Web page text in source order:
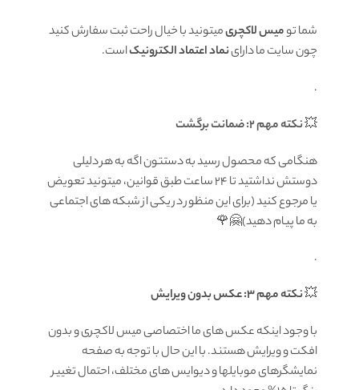
شما تومیس لاکچریمیتونید با خیال راحت ثبت سفارش کنید
چون سایت ما داراینماد اعتماد الکترونیکاست.
.
💥نکته مهم 2: ضمانت برگشت
هنگامی که محصول رسید به دستتون اگه به هر دلیلی
دوستش نداشتید تا ۲۴ ساعت طبق قوانین، میتونید تعویض
یا مرجوع کنید (برای این منظور در یکی از شبکه های اجتماعی
به ما پیام دهید)🤗🌹
.
💥نکته مهم 3: عکس بدون ویرایش
با وجود اینکه عکس های ما اختصاصی میس لاکچری و بدون
افکت و ویرایش هستند. با این حال با توجه به صفحه
نمایشگرهای موبایلها و دیوایس های مختلف، احتمال تغییر